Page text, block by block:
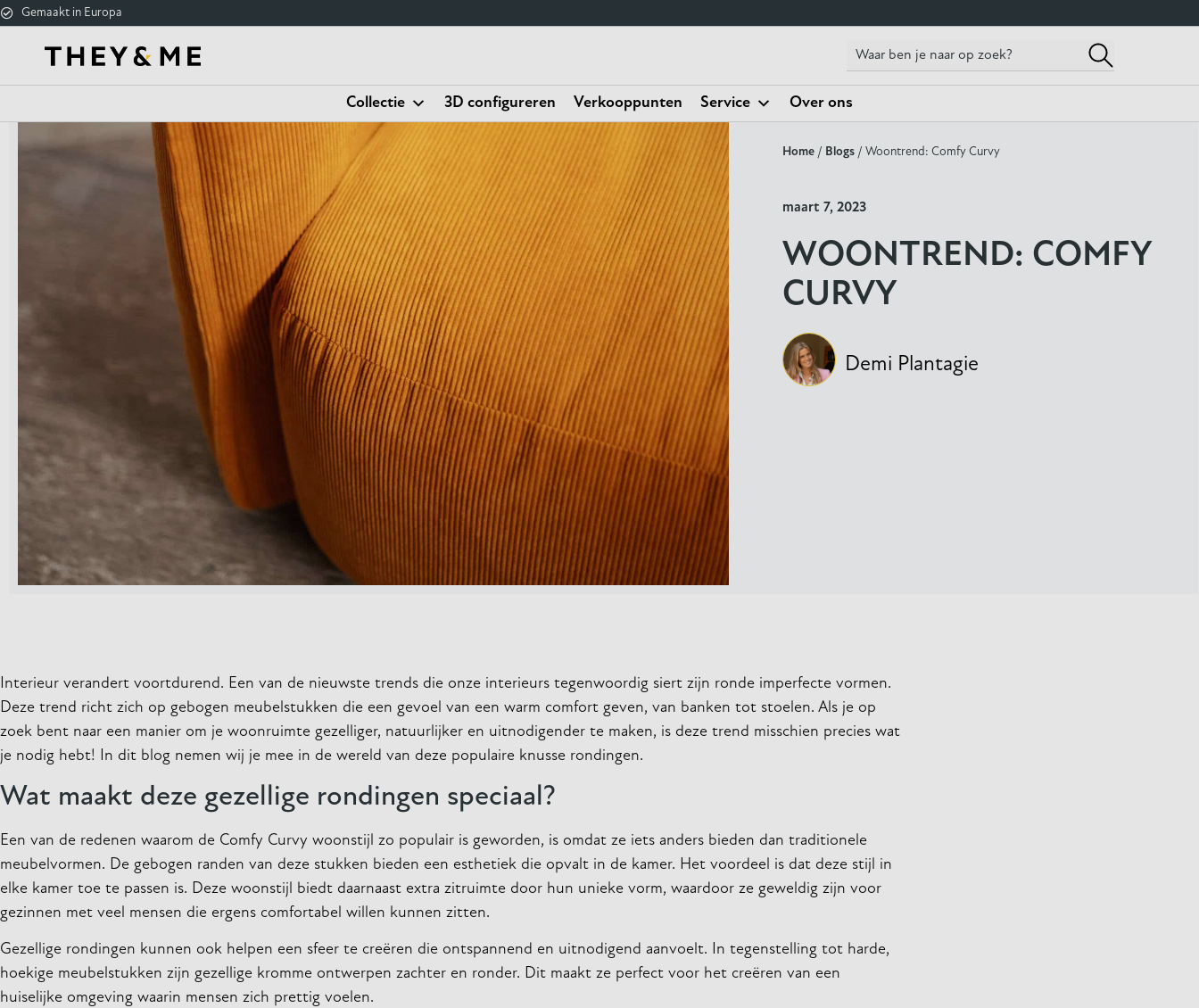
Gemaakt in Europa
Collectie 3D configureren Verkooppunten Service Over ons
Home / Blogs / Woontrend: Comfy Curvy
maart 7, 2023
WOONTREND: COMFY
CURVY
Demi Plantagie
Interieur verandert voortdurend. Een van de nieuwste trends die onze interieurs tegenwoordig siert zijn ronde imperfecte vormen.
Deze trend richt zich op gebogen meubelstukken die een gevoel van een warm comfort geven, van banken tot stoelen. Als je op
zoek bent naar een manier om je woonruimte gezelliger, natuurlijker en uitnodigender te maken, is deze trend misschien precies wat
je nodig hebt! In dit blog nemen wij je mee in de wereld van deze populaire knusse rondingen.
Wat maakt deze gezellige rondingen speciaal?
Een van de redenen waarom de Comfy Curvy woonstijl zo populair is geworden, is omdat ze iets anders bieden dan traditionele
meubelvormen. De gebogen randen van deze stukken bieden een esthetiek die opvalt in de kamer. Het voordeel is dat deze stijl in
elke kamer toe te passen is. Deze woonstijl biedt daarnaast extra zitruimte door hun unieke vorm, waardoor ze geweldig zijn voor
gezinnen met veel mensen die ergens comfortabel willen kunnen zitten.
Gezellige rondingen kunnen ook helpen een sfeer te creëren die ontspannend en uitnodigend aanvoelt. In tegenstelling tot harde,
hoekige meubelstukken zijn gezellige kromme ontwerpen zachter en ronder. Dit maakt ze perfect voor het creëren van een
huiselijke omgeving waarin mensen zich prettig voelen.